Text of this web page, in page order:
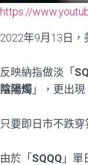
https://
2022年9月13日，
反映納指做淡「
陰陽燭 」，更出現
只要即日市不跌
由於「 SQQQ 」單